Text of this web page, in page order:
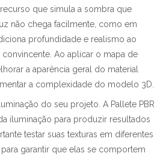
que simula a sombra que
não chega facilmente, como em
profundidade e realismo ao
Ao aplicar o mapa de
a aparência geral do material
a complexidade do modelo 3D.
do seu projeto. A Pallete PBR
iluminação para produzir resultados
testar suas texturas em diferentes
garantir que elas se comportem